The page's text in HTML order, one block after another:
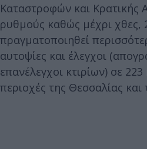
Καταστροφών και Κρατικής
ρυθμούς καθώς μέχρι χθες,
πραγματοποιηθεί
αυτοψίες και έλεγχοι
επανέλεγχοι κτιρίων) σε 223
περιοχές της Θεσσαλίας